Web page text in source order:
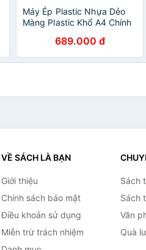
Máy Ép Plastic Nhựa Dẻo
Màng Plastic Khổ A4 Chính
Ép Nhựa Dẻo, Màng Ảnh,
Poster - An Toàn Dễ Sử
Dụng - E2132 GQ402
689.000 đ
VỀ SÁCH LÀ BẠN
Giới thiệu
Chính sách bảo mật
Điều khoản sử dụng
Miễn trừ trách nhiệm
Sách
Sách
Văn
Quà